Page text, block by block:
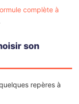
complète à
son
repères à